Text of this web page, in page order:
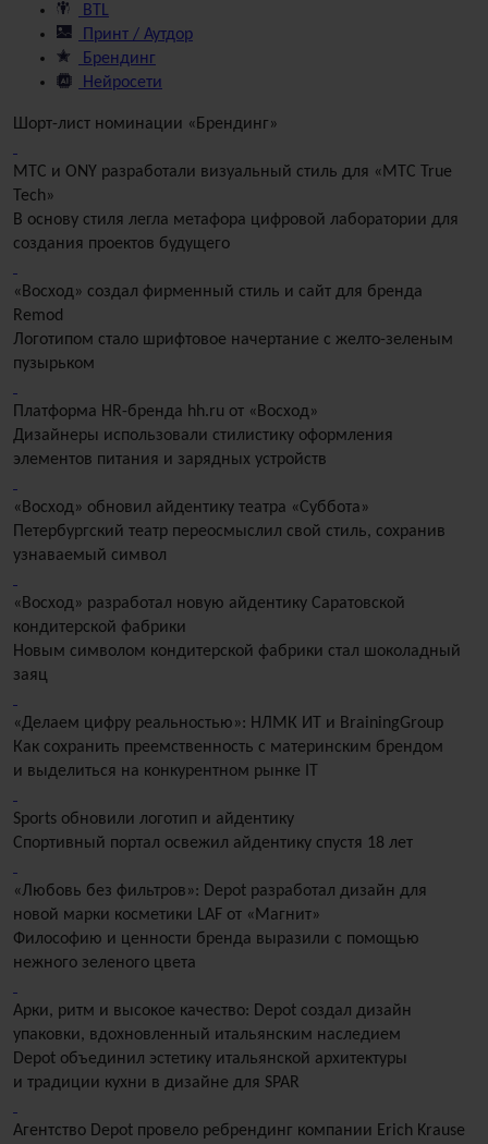
BTL
Принт / Аутдор
Брендинг
Нейросети
Шорт-лист номинации «Брендинг»
МТС и ONY разработали визуальный стиль для «MTС True
Tech»
В основу стиля легла метафора цифровой лаборатории для
создания проектов будущего
«Восход» создал фирменный стиль и сайт для бренда
Remod
Логотипом стало шрифтовое начертание с желто-зеленым
пузырьком
Платформа HR-бренда hh.ru от «Восход»
Дизайнеры использовали стилистику оформления
элементов питания и зарядных устройств
«Восход» обновил айдентику театра «Суббота»
Петербургский театр переосмыслил свой стиль, сохранив
узнаваемый символ
«Восход» разработал новую айдентику Саратовской
кондитерской фабрики
Новым символом кондитерской фабрики стал шоколадный
заяц
«Делаем цифру реальностью»: НЛМК ИТ и BrainingGroup
Как сохранить преемственность с материнским брендом
и выделиться на конкурентном рынке IT
Sports обновили логотип и айдентику
Cпортивный портал освежил айдентику спустя 18 лет
«Любовь без фильтров»: Depot разработал дизайн для
новой марки косметики LAF от «Магнит»
Философию и ценности бренда выразили с помощью
нежного зеленого цвета
Арки, ритм и высокое качество: Depot создал дизайн
упаковки, вдохновленный итальянским наследием
Depot объединил эстетику итальянской архитектуры
и традиции кухни в дизайне для SPAR
Агентство Depot провело ребрендинг компании Erich Krause